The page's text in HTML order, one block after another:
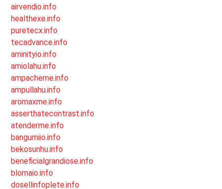
airvendio.info
healthexe.info
puretecx.info
tecadvance.info
aminityio.info
amiolahu.info
ampacheme.info
ampullahu.info
aromaxme.info
asserthatecontrast.info
atenderme.info
bangumiio.info
bekosunhu.info
beneficialgrandiose.info
blomaio.info
dosellinfoplete.info